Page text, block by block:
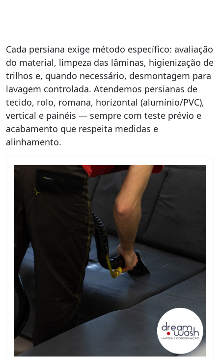
Cada persiana exige método específico: avaliação
do material, limpeza das lâminas, higienização de
trilhos e, quando necessário, desmontagem para
lavagem controlada. Atendemos persianas de
tecido, rolo, romana, horizontal (alumínio/PVC),
vertical e painéis — sempre com teste prévio e
acabamento que respeita medidas e
alinhamento.